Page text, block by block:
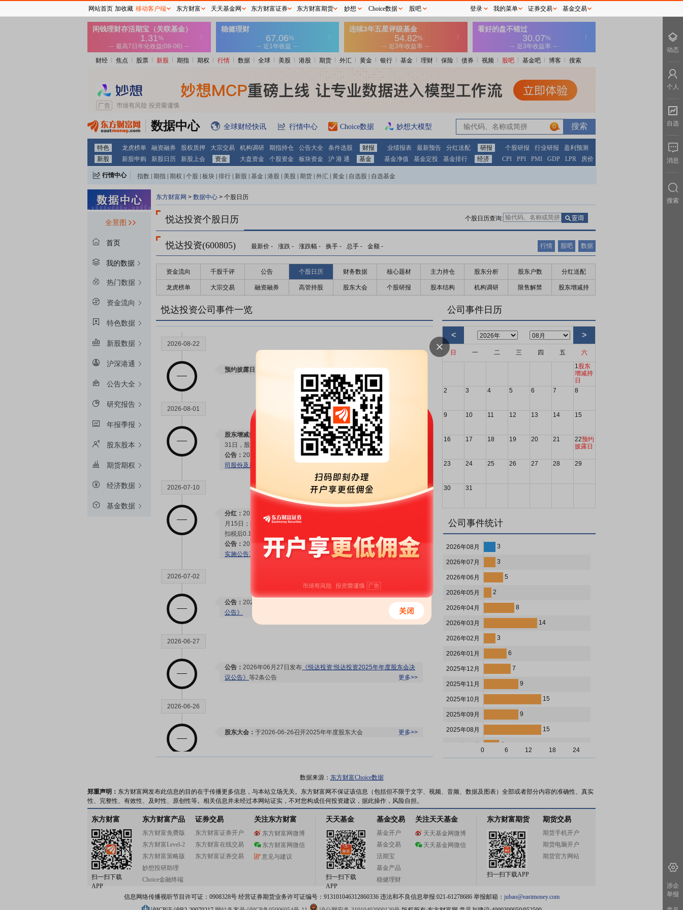
财经 焦点 股票 新股 期指 期权 行情 数据 全球 美股 港股 期货 外汇 黄金 银行 基金 理财 保险 债券 视频 股吧 基金吧 博客 搜索
数据中心 全球财经快讯 行情中心 Choice数据 妙想大模型 0
特色 龙虎榜单 融资融券 股权质押 大宗交易 机构调研 期指持仓 公告大全 条件选股 财报 业绩报表 最新预告 分红送配 研报 个股研报 行业研报
盈利预测
新股
新股申购 新股日历 新股上会 资金 大盘资金 个股资金 板块资金 沪 港 通 基金 基金净值 基金定投 基金排行 经济 CPI PPI PMI GDP LPR 房价
行情中心 指数 期指 期权 个股 板块 排行 新股 基金 港股 美股 期货 外汇 黄金 自选股 自选基金
全景图
首页
我的数据
热门数据
资金流向
特色数据
新股数据
沪深港通
公告大全
研究报告
年报季报
股东股本
期货期权
经济数据
基金数据
东方财富网 > 数据中心 > 个股日历
悦达投资个股日历 个股日历查询:
悦达投资(600805) 最新价 - 涨跌 - 涨跌幅 - 换手 - 总手 - 金额 - 行情 股吧 数据
资金流向 千股千评 公告 个股日历 财务数据 核心题材 主力持仓 股东分析 股东户数 分红送配
龙虎榜单 大宗交易 融资融券 高管持股 股东大会 个股研报 股本结构 机构调研 限售解禁 股东增减持
悦达投资公司事件一览
2026-08-22
预约披露日： 2026年半年报预约2026年08月22日披露
2026-08-01
股东增减持日：
2026年08月01日公布2026年07月31日至2026年07月
31日，股东江苏悦达集团有限公司增持1笔，增持90.8万股
公告： 2026年08月01日发布《悦达投资:悦达投资关于控股股东增持公
司股份及后续增持计划的公告》
2026-07-10
分红： 2026年07月10日公布2025年年报分红，股权登记日：2026年07
月15日；除权除息日：2026年07月16日；分配方案：10派0.20元(含税,
扣税后0.18元)[正式]
公告： 2026年07月10日发布 《悦达投资:悦达投资2025年年度权益分派
实施公告》
更多>>
2026-07-02
公告： 2026年07月02日发布
《悦达投资:悦达投资关于获得政府补助的
公告》
更多>>
2026-06-27
公告： 2026年06月27日发布 《悦达投资:悦达投资2025年年度股东会决
议公告》 等2条公告 更多>>
2026-06-26
股东大会： 于2026-06-26召开2025年年度股东大会 更多>>
公告：2026年06月06日发布 《悦达投资:悦达投资2025年年度股东会会
议资料》
更多>>
2026-06-05
2026年06月05日公布截止2026年05月29日股东户数34546
更多>>
2026-06-02
公司事件日历
< >
日 一 二 三 四 五
六
1股东
增减持
日
2
3 4 5 6 7 8
9 10 11 12 13 14 15
16 17 18 19 20 21 22预约
披露日
23 24 25 26 27 28 29
30 31
公司事件统计
2026年08月 3
2026年07月 3
2026年06月 5
2026年05月 2
2026年04月 8
2026年03月 14
2026年02月 3
2026年01月 6
2025年12月 7
2025年11月 9
2025年10月 15
2025年09月 9
2025年08月 15
4
2025年06月 7
2025年04月 9
2025年02月 5
2025年01月 8
7
2024年09月 6
0 6 12 18 24
数据来源： 东方财富Choice数据
郑重声明： 东方财富网发布此信息的目的在于传播更多信息，与本站立场无关。东方财富网不保证该信息（包括但不限于文字、视频、音频、数据及图表）全部或者部分内容的准确性、真实
性、完整性、有效性、及时性、原创性等。相关信息并未经过本网站证实，不对您构成任何投资建议，据此操作，风险自担。
东方财富
扫一扫下载
APP
东方财富产品
东方财富免费版
东方财富Level-2
东方财富策略版
妙想投研助理
Choice金融终端
证券交易
东方财富证券开户
东方财富在线交易
东方财富证券交易
关注东方财富
东方财富网微博
东方财富网微信
意见与建议
天天基金
扫一扫下载
APP
基金交易
基金开户
基金交易
活期宝
基金产品
稳健理财
关注天天基金
天天基金网微博
天天基金网微信
东方财富期货
扫一扫下载APP
期货交易
期货手机开户
期货电脑开户
期货官方网站
信息网络传播视听节目许可证：0908328号 经营证券期货业务许可证编号：913101046312860336 违法和不良信息举报:021-61278686 举报邮箱： jubao@eastmoney.com
网站首页 加收藏 移动客户端 东方财富 天天基金网 东方财富证券 东方财富期货 妙想 Choice数据 股吧 登录 我的菜单 证券交易 基金交易
动态
个人
自选
消息
搜索
涉企
举报